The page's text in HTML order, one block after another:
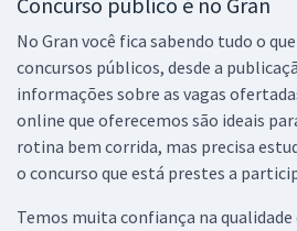
No Gran você fica sabendo tudo o
concursos públicos, desde a
informações sobre as vagas
online que oferecemos são ideais
rotina bem corrida, mas precisa
o concurso que está prestes a
Temos muita confiança na qualidade